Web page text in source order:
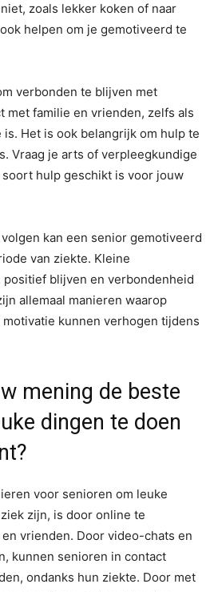
zoals lekker koken of naar
helpen om je gemotiveerd te
verbonden te blijven met
met familie en vrienden, zelfs als
is. Het is ook belangrijk om hulp te
Vraag je arts of verpleegkundige
hulp geschikt is voor jouw
kan een senior gemotiveerd
van ziekte. Kleine
blijven en verbondenheid
allemaal manieren waarop
kunnen verhogen tijdens
mening de beste
dingen te doen
voor senioren om leuke
zijn, is door online te
vrienden. Door video-chats en
kunnen senioren in contact
ondanks hun ziekte. Door met